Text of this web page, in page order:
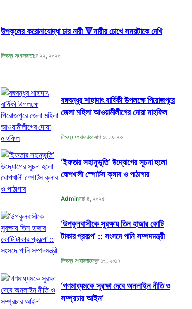
উপকূলের করোনাযোদ্ধা চার নারী 🔻নারীর চোখে সময়টাকে দেখি
নিজস্ব সংবাদদাতামে ২২, ২০২০
বঙ্গবন্ধুর শাহাদাৎ বার্ষিকী উপলক্ষে পিরোজপুরে
জেলা মহিলা আওয়ামীলীগের দোয়া মাহফিল
নিজস্ব সংবাদদাতাআগ ১৮, ২০২৩
‘ইফতার সহানুভূতি’ উদ্যোগের সূচনা হলো
ঘোপখালী স্পোর্টস ক্লাব ও পাঠাগার
Adminমার্চ ৪, ২০২৫
‘উপকূলবাসীকে সুরক্ষায় তিন হাজার কোটি
টাকার প্রকল্প’ :: সংসদে পানি সম্পদমন্ত্রী
নিজস্ব সংবাদদাতাজুন ১৩, ২০১৭
‘গণমাধ্যমকে সুরক্ষা দেবে অনলাইন নীতি ও
সম্প্রচার আইন’